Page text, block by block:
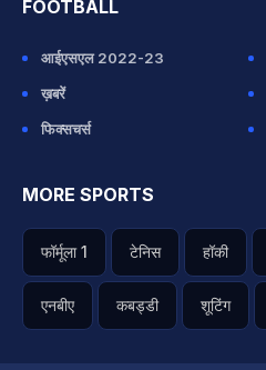
FOOTBALL
आईएसएल 2022-23
ख़बरें
फिक्सचर्स
MORE SPORTS
फॉर्मूला 1 टेनिस हॉकी
एनबीए कबड्डी शूटिंग